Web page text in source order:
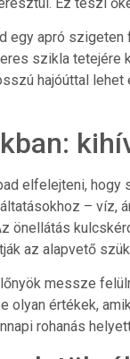
egy apró
szikla tetejére
hajóúttal
elfelejteni,
– víz,
az alapvető
messze
értékek,
rohanás